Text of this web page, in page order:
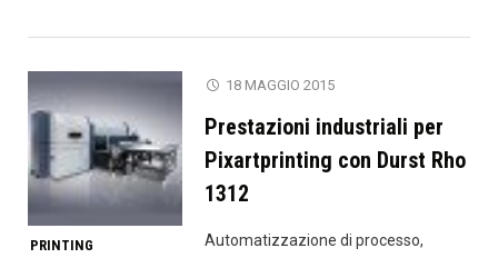
Rho
PRINTING
18 MAGGIO 2015
Prestazioni industriali per
Pixartprinting con Durst Rho
1312
Automatizzazione di processo,